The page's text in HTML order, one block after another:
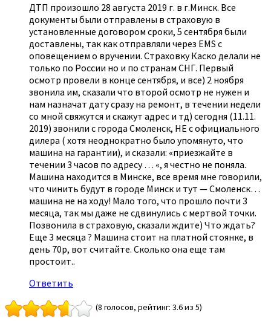
ДТП произошло 28 августа 2019 г. в г.Минск. Все
документы были отправлены в страховую в
установленные договором сроки, 5 сентября были
доставлены, так как отправляли через EMS с
оповещением о вручении. Страховку Каско делали не
только по России но и по странам СНГ. Первый
осмотр провели в конце сентября, и все) 2 ноября
звонила им, сказали что второй осмотр не нужен и
нам назначат дату сразу на ремонт, в течении недели
со мной свяжутся и скажут адрес и тд) сегодня (11.11.
2019) звонили с города Смоленск, НЕ с официального
дилера ( хотя неоднократно было упомянуто, что
машина на гарантии), и сказали: «приезжайте в
течении 3 часов по адресу … «, я честно не поняла.
Машина находится в Минске, все время мне говорили,
что чинить будут в городе Минск и тут — Смоленск…
машина не на ходу! Мало того, что прошло почти 3
месяца, так мы даже не сдвинулись с мертвой точки.
Позвонила в страховую, сказали ждите) Что ждать?
Еще 3 месяца ? Машина стоит на платной стоянке, в
день 70р, вот считайте. Сколько она еще там
простоит..
Ответить
(8 голосов, рейтинг: 3.6 из 5)